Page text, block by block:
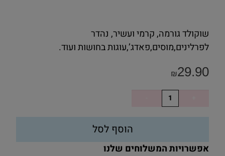
שוקולד גורמה, קרמי ועשיר, נהדר
לפרלינים,מוסים,פאדג’,עוגות בחושות ועוד.
₪29.90
הוסף לסל
אפשרויות המשלוחים שלנו